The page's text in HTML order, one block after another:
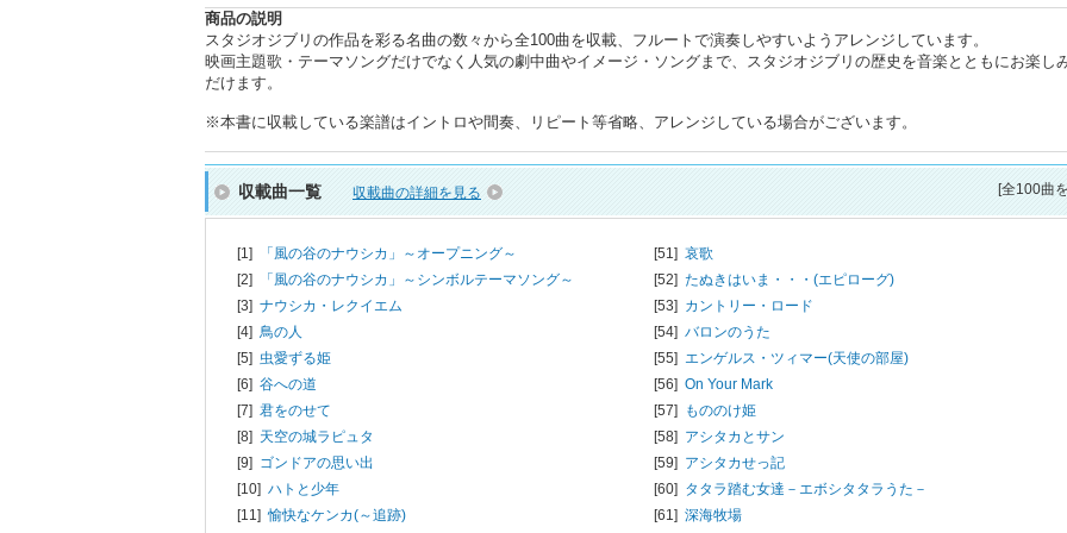
商品の説明
スタジオジブリの作品を彩る名曲の数々から全100曲を収載、フルートで演奏しやすいようアレンジしています。
映画主題歌・テーマソングだけでなく人気の劇中曲やイメージ・ソングまで、スタジオジブリの歴史を音楽とともにお楽し
だけます。
※本書に収載している楽譜はイントロや間奏、リピート等省略、アレンジしている場合がございます。
収載曲一覧 収載曲の詳細を見る [全100曲
[1]
「風の谷のナウシカ」～オープニング～
[2]
「風の谷のナウシカ」～シンボルテーマソング～
[3] ナウシカ・レクイエム
[4] 鳥の人
[5] 虫愛ずる姫
[6] 谷への道
[7] 君をのせて
[8] 天空の城ラピュタ
[9] ゴンドアの思い出
[10] ハトと少年
[11]愉快なケンカ(～追跡)
[51] 哀歌
[52] たぬきはいま・・・(エピローグ)
[53] カントリー・ロード
[54] バロンのうた
[55] エンゲルス・ツィマー(天使の部屋)
[56] On Your Mark
[57] もののけ姫
[58] アシタカとサン
[59] アシタカせっ記
[60] タタラ踏む女達－エボシタタラうた－
[61] 深海牧場